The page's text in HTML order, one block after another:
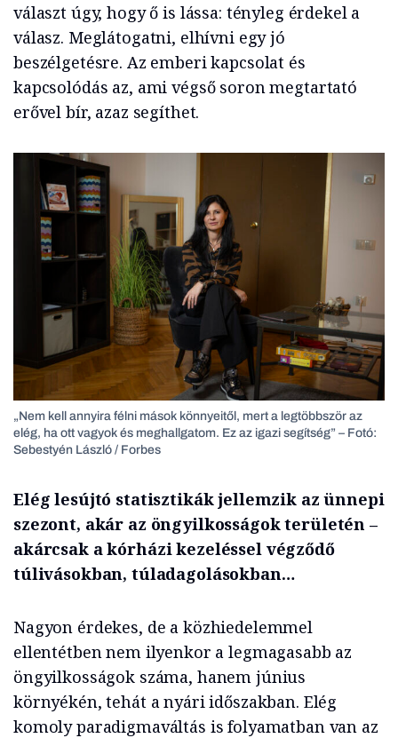
választ úgy, hogy ő is lássa: tényleg érdekel a
válasz. Meglátogatni, elhívni egy jó
beszélgetésre. Az emberi kapcsolat és
kapcsolódás az, ami végső soron megtartató
erővel bír, azaz segíthet.
„Nem kell annyira félni mások könnyeitől, mert a legtöbbször az
elég, ha ott vagyok és meghallgatom. Ez az igazi segítség” – Fotó:
Sebestyén László / Forbes
Elég lesújtó statisztikák jellemzik az ünnepi
szezont, akár az öngyilkosságok területén –
akárcsak a kórházi kezeléssel végződő
túlivásokban, túladagolásokban…
Nagyon érdekes, de a közhiedelemmel
ellentétben nem ilyenkor a legmagasabb az
öngyilkosságok száma, hanem június
környékén, tehát a nyári időszakban. Elég
komoly paradigmaváltás is folyamatban van az